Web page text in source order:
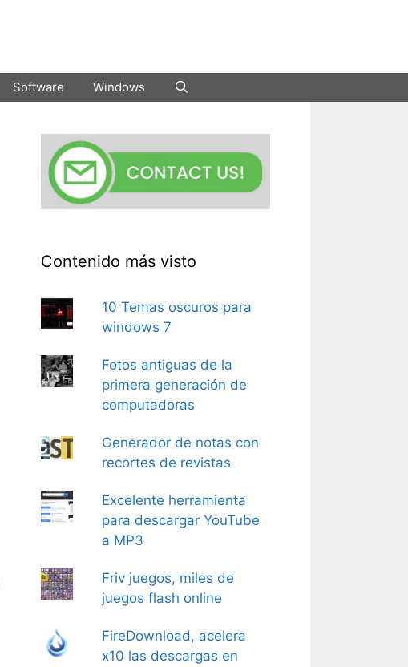
Software Windows
Contenido más visto
10 Temas oscuros para
windows 7
Fotos antiguas de la
primera generación de
computadoras
Generador de notas con
recortes de revistas
Excelente herramienta
para descargar YouTube
a MP3
Friv juegos, miles de
juegos flash online
FireDownload, acelera
x10 las descargas en